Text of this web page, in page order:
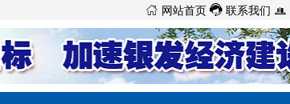
 网站首页  联系我们 